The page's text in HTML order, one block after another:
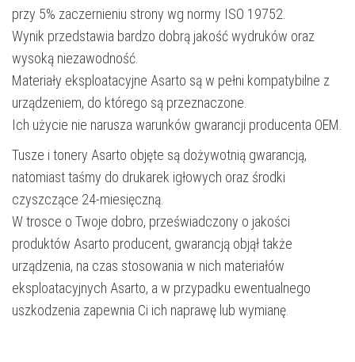
przy 5% zaczernieniu strony wg normy ISO 19752.
Wynik przedstawia bardzo dobrą jakość wydruków oraz
wysoką niezawodność.
Materiały eksploatacyjne Asarto są w pełni kompatybilne z
urządzeniem, do którego są przeznaczone.
Ich użycie nie narusza warunków gwarancji producenta OEM.
Tusze i tonery Asarto objęte są dożywotnią gwarancją,
natomiast taśmy do drukarek igłowych oraz środki
czyszczące 24-miesięczną.
W trosce o Twoje dobro, przeświadczony o jakości
produktów Asarto producent, gwarancją objął także
urządzenia, na czas stosowania w nich materiałów
eksploatacyjnych Asarto, a w przypadku ewentualnego
uszkodzenia zapewnia Ci ich naprawę lub wymianę.